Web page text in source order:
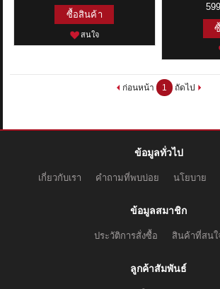
ซื้อสินค้า
สนใจ
ก่อนหน้า 1 ถัดไป
ข้อมูลทั่วไป
เกี่ยวกับเรา คำถามที่พบบ่อย นโยบาย
ข้อมูลสมาชิก
ประวัติการสั่งซื้อ สินค้าที่สนใ
ลูกค้าสัมพันธ์